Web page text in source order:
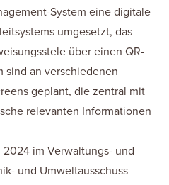
System eine digitale
umgesetzt, das
über einen QR-
sind an verschiedenen
geplant, die zentral mit
relevanten Informationen
im Verwaltungs- und
und Umweltausschuss